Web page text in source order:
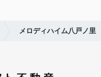
メロディハイム八戸ノ里